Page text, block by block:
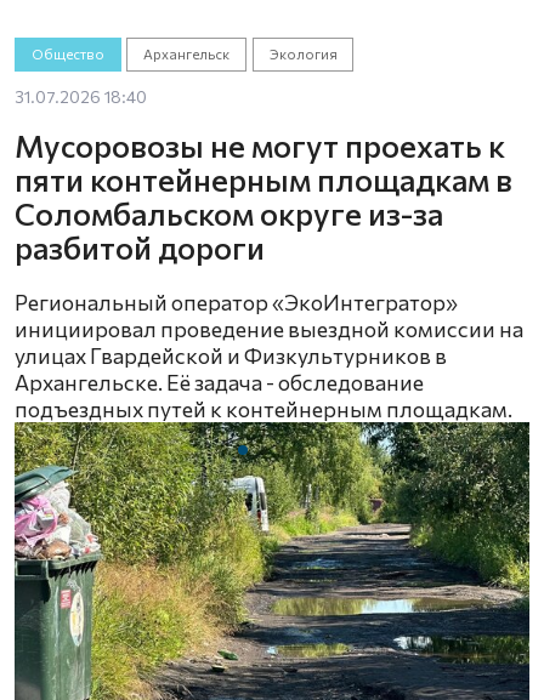
Общество Архангельск Экология
31.07.2026 18:40
Мусоровозы не могут проехать к
пяти контейнерным площадкам в
Соломбальском округе из-за
разбитой дороги
Региональный оператор «ЭкоИнтегратор»
инициировал проведение выездной комиссии на
улицах Гвардейской и Физкультурников в
Архангельске. Её задача - обследование
подъездных путей к контейнерным площадкам.